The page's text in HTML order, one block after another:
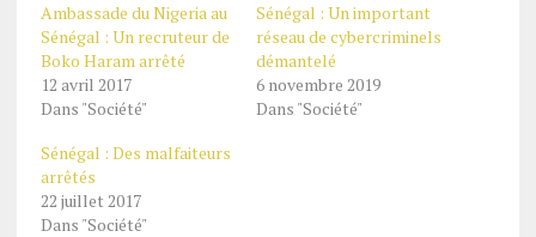
Ambassade du Nigeria au
Sénégal : Un recruteur de
Boko Haram arrêté
12 avril 2017
Dans "Société"
Sénégal : Un important
réseau de cybercriminels
démantelé
6 novembre 2019
Dans "Société"
Sénégal : Des malfaiteurs
arrêtés
22 juillet 2017
Dans "Société"